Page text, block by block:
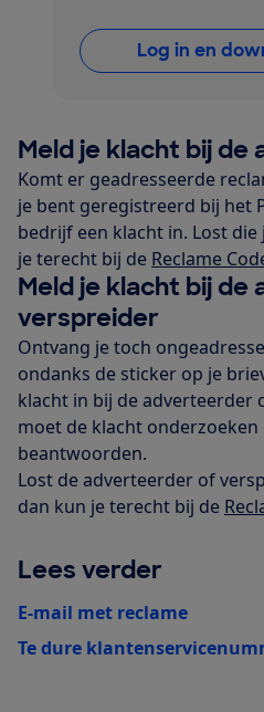
Log in en
Meld je klacht bij de
Komt er geadresseerde
je bent geregistreerd bij het
bedrijf een klacht in. Lost
je terecht bij de Reclame
Meld je klacht bij
verspreider
Ontvang je toch
ondanks de sticker op je
klacht in bij de adverteerder
moet de klacht onderzoeken
beantwoorden.
Lost de adverteerder of
dan kun je terecht bij de
Lees verder
E-mail met reclame
Te dure